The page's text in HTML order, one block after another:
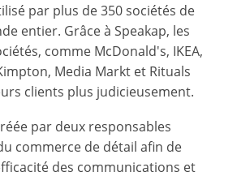
par plus de 350 sociétés de
entier. Grâce à Speakap, les
comme McDonald's, IKEA,
Media Markt et Rituals
clients plus judicieusement.
par deux responsables
commerce de détail afin de
des communications et